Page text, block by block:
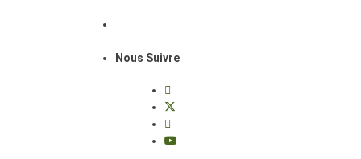
Nous Suivre